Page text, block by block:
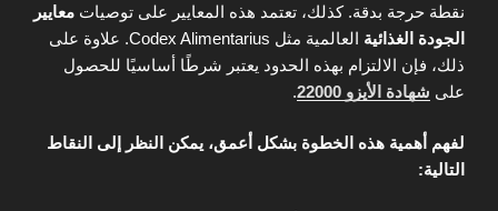
نقطة حرجة بدقة. كذلك، تعتمد هذه المعايير على توصيات معايير
الجودة الغذائية
العالمية مثل Codex Alimentarius. علاوة على
ذلك، فإن الالتزام بهذه الحدود يعتبر شرطًا أساسيًا للحصول
على شهادة الأيزو 22000 .
لفهم أهمية هذه الخطوة بشكل أعمق، يمكن النظر إلى النقاط
التالية: